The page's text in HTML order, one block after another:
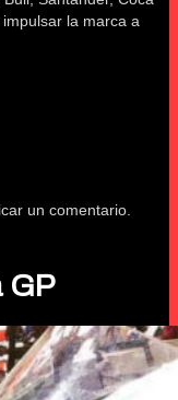
la marca a
un comentario.
GP